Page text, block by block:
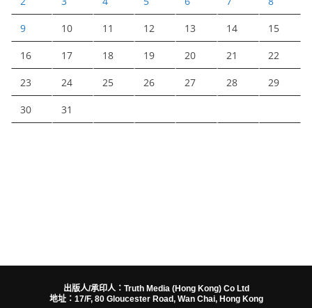
9 10 11 12 13 14 15
16 17 18 19 20 21 22
23 24 25 26 27 28 29
30 31
出版人/承印人：Truth Media (Hong Kong) Co Ltd
地址：17/F, 80 Gloucester Road, Wan Chai, Hong Kong